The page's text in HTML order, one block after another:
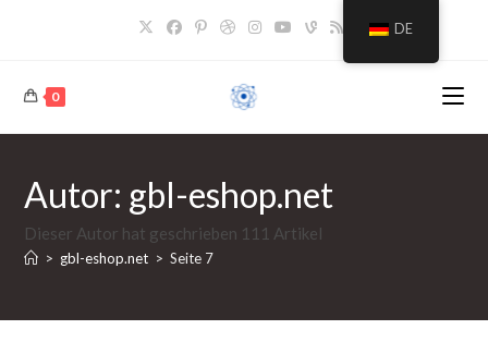
0
Autor: gbl-eshop.net
Dieser Autor hat geschrieben 111 Artikel
> gbl-eshop.net > Seite 7
DE